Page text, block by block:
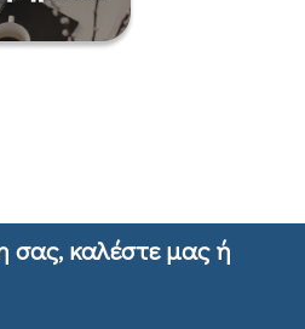
σας, καλέστε μας ή